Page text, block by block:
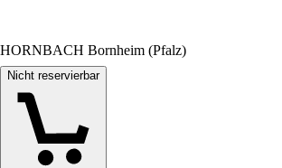
HORNBACH Bornheim (Pfalz)
Nicht reservierbar